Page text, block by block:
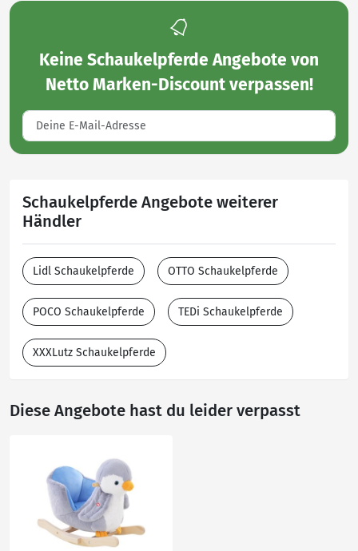
Keine Schaukelpferde Angebote von
Netto Marken-Discountverpassen!
Schaukelpferde Angebote weiterer
Händler
Lidl Schaukelpferde OTTO Schaukelpferde
POCO Schaukelpferde TEDi Schaukelpferde
XXXLutz Schaukelpferde
Diese Angebote hast du leider verpasst